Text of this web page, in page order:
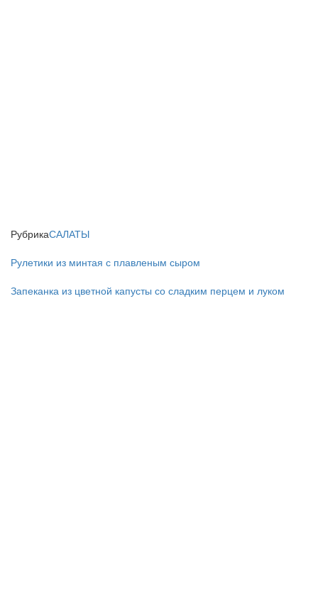
РубрикаСАЛАТЫ
Рулетики из минтая с плавленым сыром
Запеканка из цветной капусты со сладким перцем и луком